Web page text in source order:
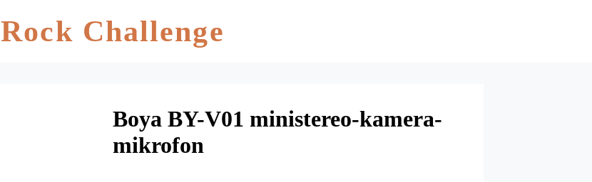
Rock Challenge
Boya BY-V01 ministereo-kamera-
mikrofon